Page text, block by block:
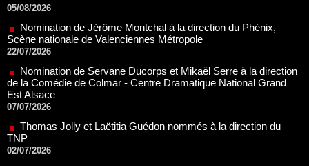
Scène nationale de Valenciennes Métropole
22/07/2026
Nomination de Servane Ducorps et Mikaël Serre à la direction
de la Comédie de Colmar - Centre Dramatique National Grand
Est Alsace
07/07/2026
Thomas Jolly et Laëtitia Guédon nommés à la direction du
TNP
02/07/2026
Fonds SACD Théâtre : les lauréats 2026
23/06/2026